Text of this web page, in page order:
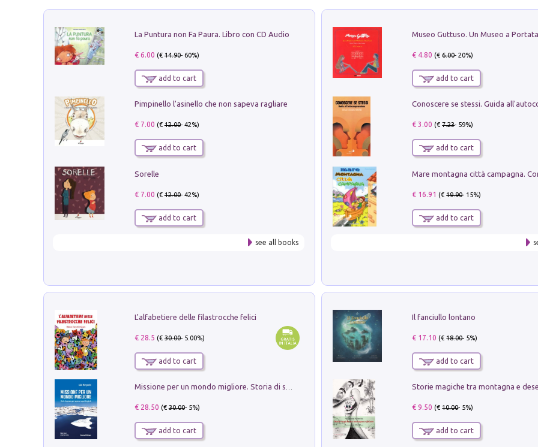
La Puntura non Fa Paura. Libro con CD Audio
€ 6.00 (€14.90- 60%)
add to cart
Pimpinello l'asinello che non sapeva ragliare
€ 7.00 (€12.00- 42%)
add to cart
Sorelle
€ 7.00 (€12.00- 42%)
add to cart
see all books
€ 4.80 (€6.00- 20%)
add to cart
€ 3.00 (€7.23- 59%)
add to cart
€ 16.91 (€19.90- 15%)
add to cart
L'alfabetiere delle filastrocche felici
€ 28.5 (€30.00- 5.00%)
add to cart
Missione per un mondo migliore. Storia di speranza per ragazze e ragazzi di ogni età
€ 28.50 (€30.00- 5%)
add to cart
Il fanciullo lontano
€ 17.10 (€18.00- 5%)
add to cart
Storie magiche tra montagna e
€ 9.50 (€10.00- 5%)
add to cart